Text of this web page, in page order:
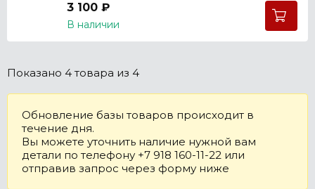
3 100 ₽
В наличии
Показано 4 товара из 4
Обновление базы товаров происходит в
течение дня.
Вы можете уточнить наличие нужной вам
детали по телефону +7 918 160-11-22 или
отправив запрос через форму ниже